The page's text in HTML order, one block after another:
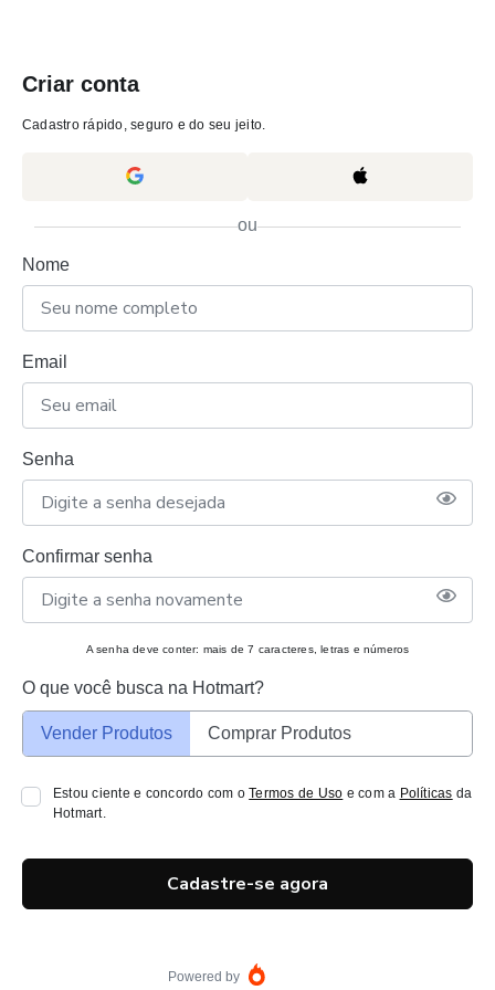
Criar conta
Cadastro rápido, seguro e do seu jeito.
ou
Nome
Email
Senha
Confirmar senha
A senha deve conter: mais de 7 caracteres, letras e números
O que você busca na Hotmart?
Vender Produtos Comprar Produtos
Estou ciente e concordo com oTermos de Uso e com a Políticas da
Hotmart.
Cadastre-se agora
Powered by